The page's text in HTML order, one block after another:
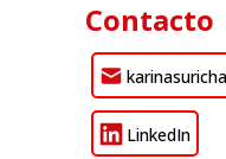
Contacto
LinkedIn